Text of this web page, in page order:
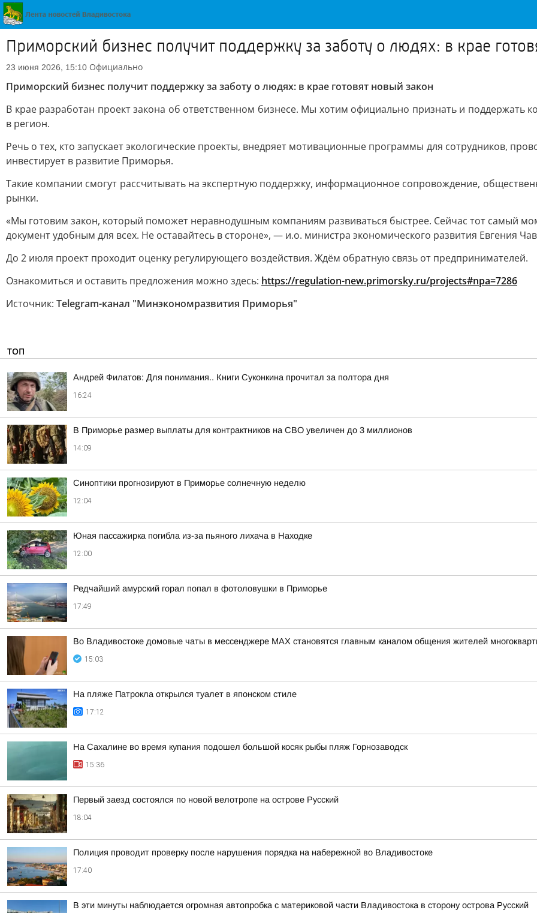
Приморский бизнес получит поддержку за заботу о людях: в крае
23 июня 2026, 15:10 Официально
Приморский бизнес получит поддержку за заботу о людях: в крае готовят новый закон
В крае разработан проект закона об ответственном бизнесе. Мы хотим официально признать и поддержать
в регион.
Речь о тех, кто запускает экологические проекты, внедряет мотивационные программы для сотрудников,
инвестирует в развитие Приморья.
Такие компании смогут рассчитывать на экспертную поддержку, информационное сопровождение,
рынки.
«Мы готовим закон, который поможет неравнодушным компаниям развиваться быстрее. Сейчас тот самый
документ удобным для всех. Не оставайтесь в стороне», — и.о. министра экономического развития Евгения
До 2 июля проект проходит оценку регулирующего воздействия. Ждём обратную связь от предпринимателей.
Ознакомиться и оставить предложения можно здесь: https://regulation-new.primorsky.ru/projects#npa=7286
Источник: Telegram-канал "Минэкономразвития Приморья"
ТОП
Андрей Филатов: Для понимания.. Книги Суконкина прочитал за полтора дня
16:24
В Приморье размер выплаты для контрактников на СВО увеличен до 3 миллионов
14:09
Синоптики прогнозируют в Приморье солнечную неделю
12:04
Юная пассажирка погибла из-за пьяного лихача в Находке
12:00
Редчайший амурский горал попал в фотоловушки в Приморье
17:49
Во Владивостоке домовые чаты в мессенджере МАХ становятся главным каналом общения жителей
15:03
На пляже Патрокла открылся туалет в японском стиле
17:12
На Сахалине во время купания подошел большой косяк рыбы пляж Горнозаводск
15:36
Первый заезд состоялся по новой велотропе на острове Русский
18:04
Полиция проводит проверку после нарушения порядка на набережной во Владивостоке
17:40
В эти минуты наблюдается огромная автопробка с материковой части Владивостока в сторону острова Русский